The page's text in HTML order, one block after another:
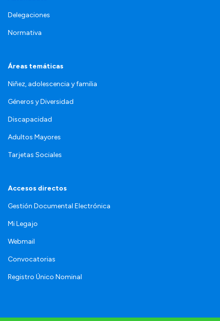
Delegaciones
Normativa
Áreas temáticas
Niñez, adolescencia y familia
Géneros y Diversidad
Discapacidad
Adultos Mayores
Tarjetas Sociales
Accesos directos
Gestión Documental Electrónica
Mi Legajo
Webmail
Convocatorias
Registro Único Nominal